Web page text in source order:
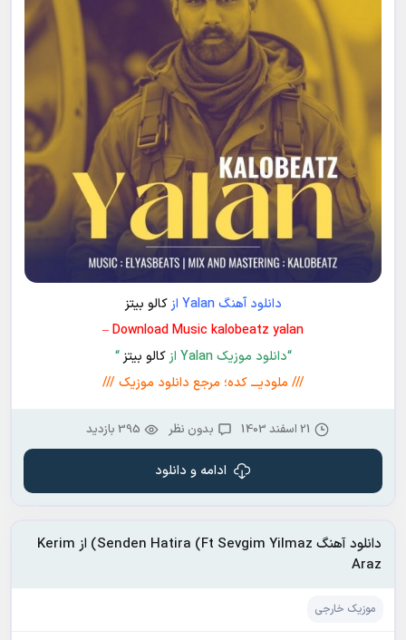
دانلود آهنگ Yalan از
کالو بیتز
Download Music kalobeatz yalan –
“دانلود موزیک Yalan از
کالو بیتز“
/// ملودیـــ کده؛ مرجع دانلود موزیک ///
21 اسفند 1403 بدون نظر 395 بازدید
ادامه و دانلود
دانلود آهنگ Senden Hatira (Ft Sevgim Yilmaz) از Kerim
Araz
موزیک خارجی